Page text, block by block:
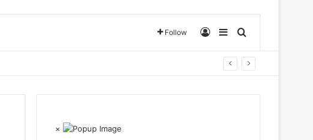
Follow Log InSidebarSearch for
×